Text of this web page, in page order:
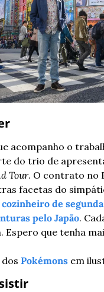
acompanho o
do trio de
Tour. O contrato no
facetas do
cozinheiro de
pelo Japão.
Espero que tenha
Pokémons em